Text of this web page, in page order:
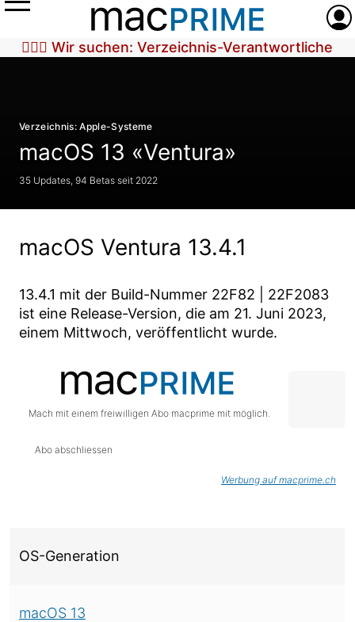
Menü
🕵🏼‍♀️ Wir suchen: Verzeichnis-Verantwortliche
Verzeichnis: Apple-Systeme
macOS 13 «Ventura»
35 Updates, 94 Betas seit 2022
macOS Ventura 13.4.1
13.4.1 mit der Build-Nummer 22F82 | 22F2083
ist eine Release-Version, die am 21. Juni 2023,
einem Mittwoch, veröffentlicht wurde.
Mach mit einem freiwilligen Abo macprime mit möglich.
Abo abschliessen
Werbung auf macprime.ch
OS-Generation
macOS 13